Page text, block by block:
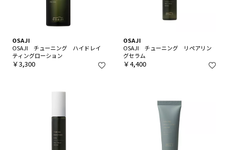
OSAJI
OSAJI チューニング ハイドレイ
ティングローション
￥3,300
OSAJI
OSAJI チューニング リペアリン
グセラム
￥4,400